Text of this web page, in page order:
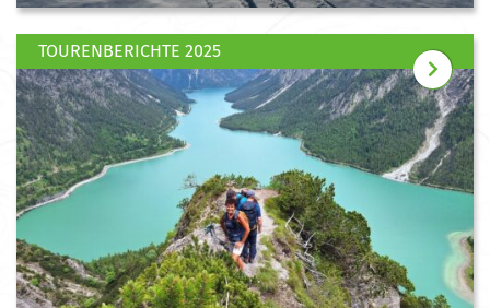
TOURENBERICHTE 2025